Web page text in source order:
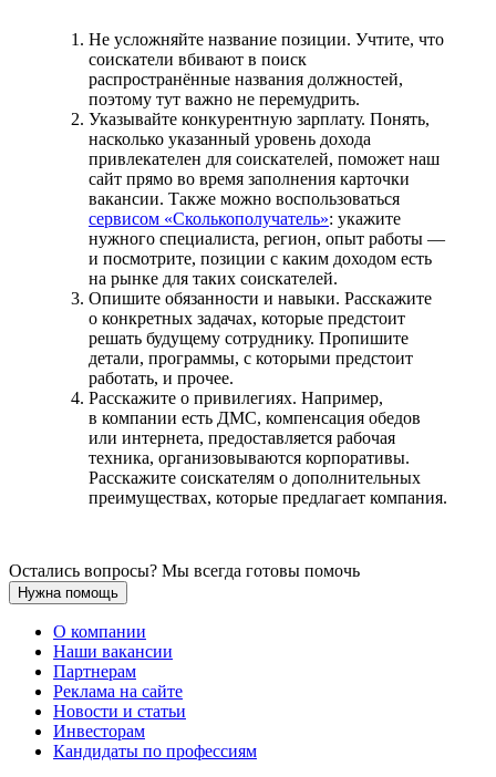
Не усложняйте название позиции. Учтите, что
соискатели вбивают в поиск
распространённые названия должностей,
поэтому тут важно не перемудрить.
Указывайте конкурентную зарплату. Понять,
насколько указанный уровень дохода
привлекателен для соискателей, поможет наш
сайт прямо во время заполнения карточки
вакансии. Также можно воспользоваться
сервисом «Сколькополучатель»: укажите
нужного специалиста, регион, опыт работы —
и посмотрите, позиции с каким доходом есть
на рынке для таких соискателей.
Опишите обязанности и навыки. Расскажите
о конкретных задачах, которые предстоит
решать будущему сотруднику. Пропишите
детали, программы, с которыми предстоит
работать, и прочее.
Расскажите о привилегиях. Например,
в компании есть ДМС, компенсация обедов
или интернета, предоставляется рабочая
техника, организовываются корпоративы.
Расскажите соискателям о дополнительных
преимуществах, которые предлагает компания.
Остались вопросы? Мы всегда готовы помочь
Нужна помощь
О компании
Наши вакансии
Партнерам
Реклама на сайте
Новости и статьи
Инвесторам
Кандидаты по профессиям